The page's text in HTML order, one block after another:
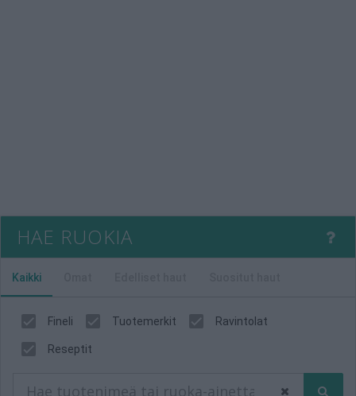
HAE RUOKIA
Kaikki
Fineli Tuotemerkit Ravintolat
Reseptit